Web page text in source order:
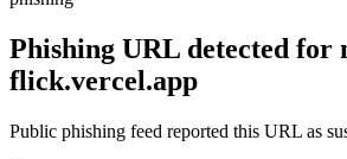
Phishing URL detected for
flick.vercel.app
Public phishing feed reported this URL as